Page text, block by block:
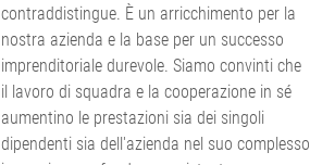
contraddistingue. È un arricchimento per la
nostra azienda e la base per un successo
imprenditoriale durevole. Siamo convinti che
il lavoro di squadra e la cooperazione in sé
aumentino le prestazioni sia dei singoli
dipendenti sia dell'azienda nel suo complesso